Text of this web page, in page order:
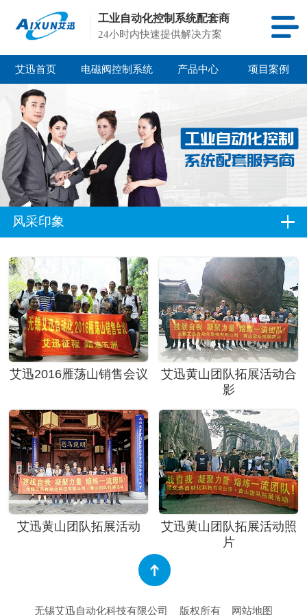
工业自动化控制系统配套商
24小时内快速提供解决方案
艾迅首页 电磁阀控制系统 产品中心 项目案例
风采印象
艾迅2016雁荡山销售会议
艾迅黄山团队拓展活动合
影
艾迅黄山团队拓展活动
艾迅黄山团队拓展活动照
片
无锡艾迅自动化科技有限公司 版权所有 网站地图